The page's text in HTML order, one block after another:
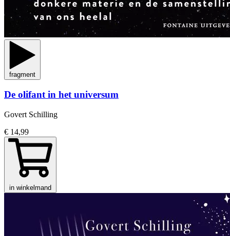
fragment
De olifant in het universum
Govert Schilling
€ 14,99
in winkelmand